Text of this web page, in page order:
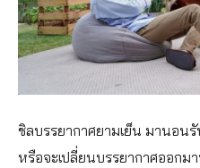
ชิลบรรยากาศยามเย็น มานอน
หรือจะเปลี่ยนบรรยากาศออก